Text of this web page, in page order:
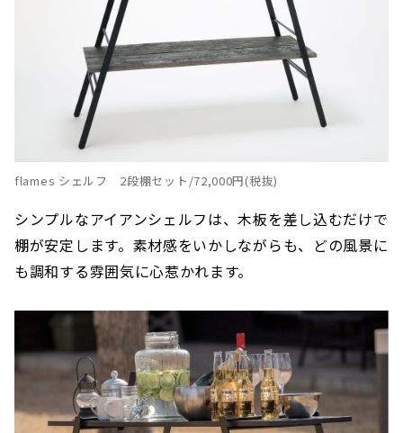
flames シェルフ 2段棚セット/72,000円(税抜)
シンプルなアイアンシェルフは、木板を差し込むだけで
棚が安定します。素材感をいかしながらも、どの風景に
も調和する雰囲気に心惹かれます。